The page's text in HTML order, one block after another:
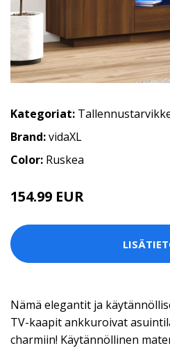
Kategoriat:
Brand:vidaXL
Color: Ruskea
154.99 EUR
Nämä elegantit ja
TV-kaapit ankkuroivat
charmiin! Käytännöllinen